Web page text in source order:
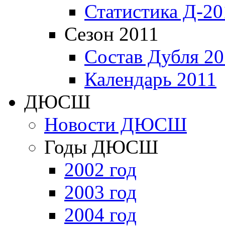
Статистика Д-
Сезон 2011
Состав Дубля
Календарь 2011
ДЮСШ
Новости ДЮСШ
Годы ДЮСШ
2002 год
2003 год
2004 год